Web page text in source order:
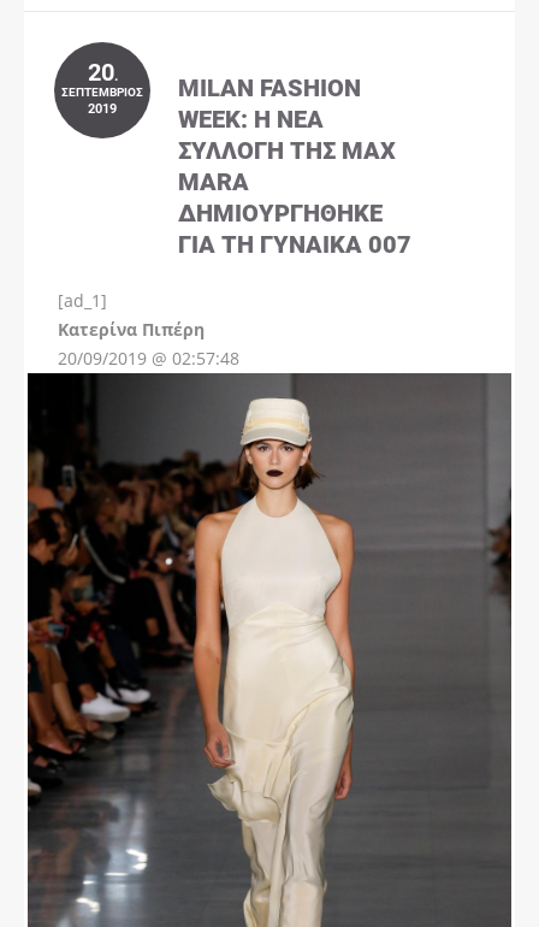
20.
ΣΕΠΤΈΜΒΡΙΟΣ
2019
MILAN FASHION
WEEK: Η ΝΈΑ
ΣΥΛΛΟΓΉ ΤΗΣ MAX
MARA
ΔΗΜΙΟΥΡΓΉΘΗΚΕ
ΓΙΑ ΤΗ ΓΥΝΑΊΚΑ 007
[ad_1]
Kατερίνα Πιπέρη
20/09/2019 @ 02:57:48